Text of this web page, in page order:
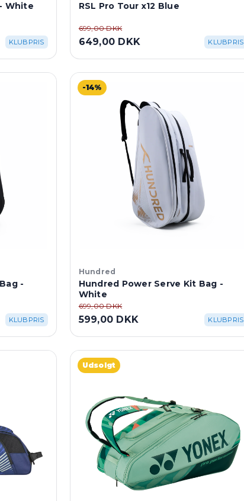
White
KLUBPRIS
RSL Pro Tour x12 Blue
699,00 DKK
649,00 DKK KLUBPRIS
-
KLUBPRIS
-14%
Hundred
Hundred Power Serve Kit Bag -
White
699,00 DKK
599,00 DKK KLUBPRIS
Udsolgt